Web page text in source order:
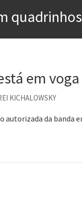
a fracassar é o
Calligaris prega
de Jorge Luis
obrigatório é correto?
quadrinhos
em voga
KICHALOWSKY
autorizada da banda